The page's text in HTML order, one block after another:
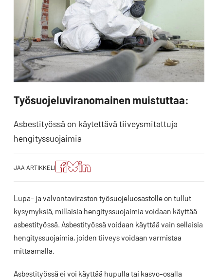
Työsuojeluviranomainen muistuttaa:
Asbestityössä on käytettävä tiiveysmitattuja
hengityssuojaimia
JAA ARTIKKELI
Jaa
artikkeli
Facebookissa
Jaa
artikkeli
Blueskyssa
Jako:
Jaa
artikkeli
Lupa- ja valvontaviraston työsuojeluosastolle on tullut
kysymyksiä, millaisia hengityssuojaimia voidaan käyttää
asbestityössä. Asbestityössä voidaan käyttää vain sellaisia
hengityssuojaimia, joiden tiiveys voidaan varmistaa
mittaamalla.
Asbestityössä ei voi käyttää hupulla tai kasvo-osalla